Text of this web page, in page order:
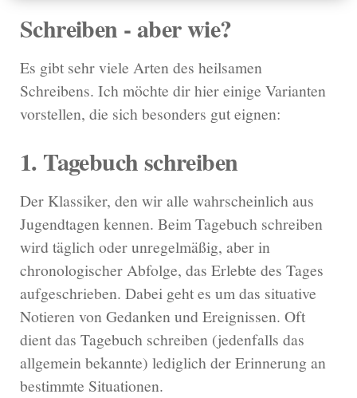
Schreiben - aber wie?
Es gibt sehr viele Arten des heilsamen
Schreibens. Ich möchte dir hier einige Varianten
vorstellen, die sich besonders gut eignen:
1. Tagebuch schreiben
Der Klassiker, den wir alle wahrscheinlich aus
Jugendtagen kennen. Beim Tagebuch schreiben
wird täglich oder unregelmäßig, aber in
chronologischer Abfolge, das Erlebte des Tages
aufgeschrieben. Dabei geht es um das situative
Notieren von Gedanken und Ereignissen. Oft
dient das Tagebuch schreiben (jedenfalls das
allgemein bekannte) lediglich der Erinnerung an
bestimmte Situationen.